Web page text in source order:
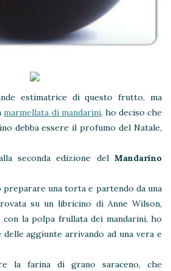
estimatrice di questo frutto, ma
marmellata di mandarini, ho deciso che
debba essere il profumo del Natale,
seconda edizione del Mandarino
una torta e partendo da una
su un libricino di Anne Wilson,
la polpa frullata dei mandarini, ho
aggiunte arrivando ad una vera e
la farina di grano saraceno, che